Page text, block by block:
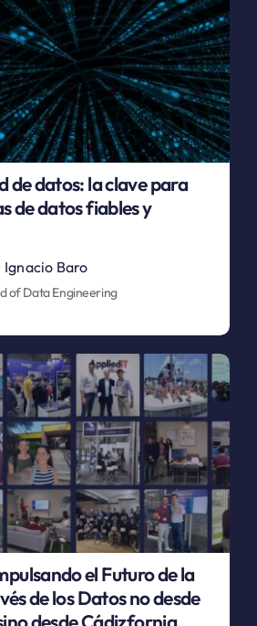
de datos: la clave para
de datos fiables y
Ignacio Baro
of Data Engineering
el Futuro de la
de los Datos no desde